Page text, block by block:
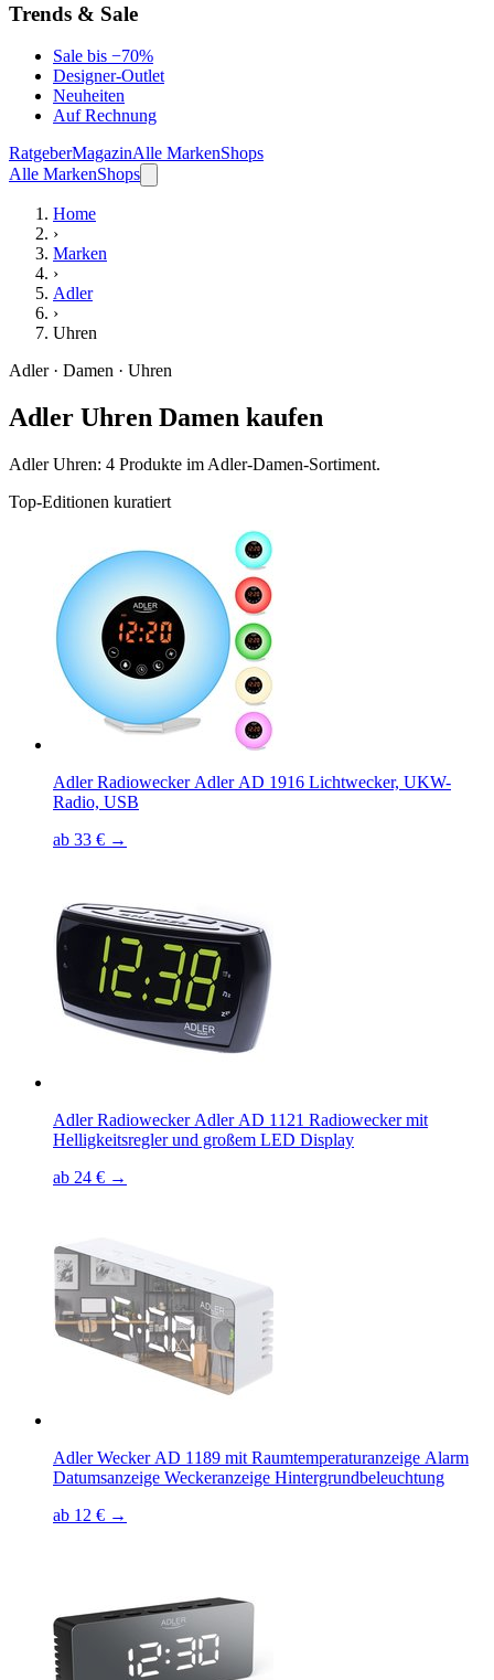
Trends & Sale
Sale bis −70%
Designer-Outlet
Neuheiten
Auf Rechnung
RatgeberMagazinAlle MarkenShops
Alle MarkenShops
Home
›
Marken
›
Adler
›
Uhren
Adler · Damen · Uhren
Adler Uhren Damen kaufen
Adler Uhren: 4 Produkte im Adler-Damen-Sortiment.
Top-Editionen kuratiert
Adler Radiowecker Adler AD 1916 Lichtwecker, UKW-
Radio, USB
ab 33 € →
Adler Radiowecker Adler AD 1121 Radiowecker mit
Helligkeitsregler und großem LED Display
ab 24 € →
Adler Wecker AD 1189 mit Raumtemperaturanzeige Alarm
Datumsanzeige Weckeranzeige Hintergrundbeleuchtung
ab 12 € →